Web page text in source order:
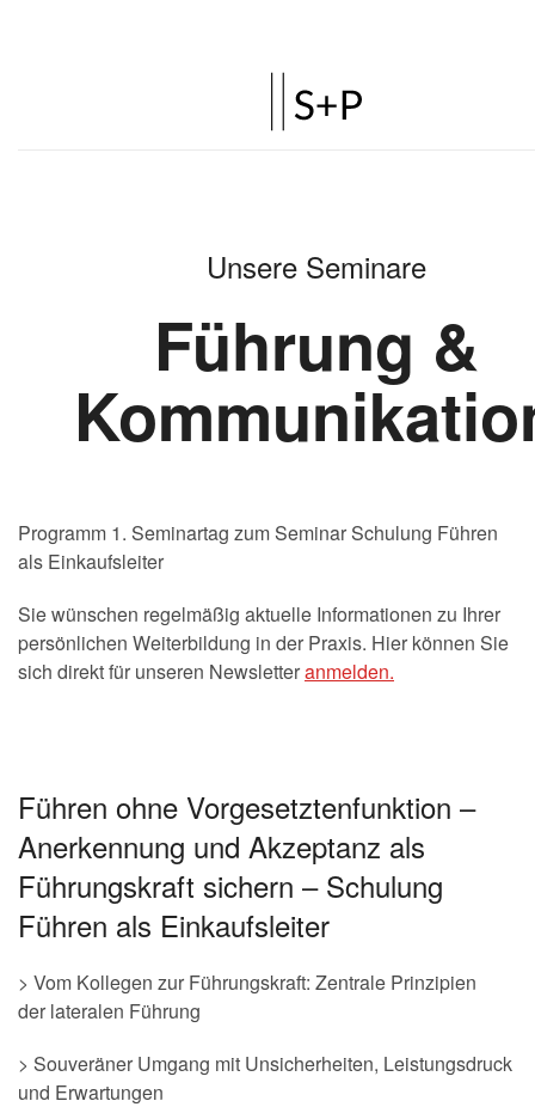
Programm 1. Seminartag zum Seminar Schulung Führen
als Einkaufsleiter
Sie wünschen regelmäßig aktuelle Informationen zu Ihrer
persönlichen Weiterbildung in der Praxis. Hier können Sie
sich direkt für unseren Newsletteranmelden.
Führen ohne Vorgesetztenfunktion –
Anerkennung und Akzeptanz als
Führungskraft sichern – Schulung
Führen als Einkaufsleiter
> Vom Kollegen zur Führungskraft: Zentrale Prinzipien
der lateralen Führung
> Souveräner Umgang mit Unsicherheiten, Leistungsdruck
und Erwartungen